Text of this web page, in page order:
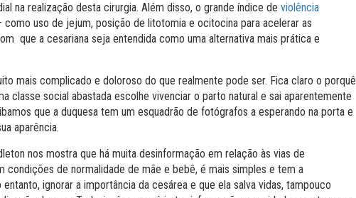
na realização desta cirurgia. Além disso, o grande índice de violência
uso de jejum, posição de litotomia e ocitocina para acelerar as
que a cesariana seja entendida como uma alternativa mais prática e
mais complicado e doloroso do que realmente pode ser. Fica claro o porquê
classe social abastada escolhe vivenciar o parto natural e sai aparentemente
que a duquesa tem um esquadrão de fotógrafos a esperando na porta e
aparência.
nos mostra que há muita desinformação em relação às vias de
condições de normalidade de mãe e bebê, é mais simples e tem a
ignorar a importância da cesárea e que ela salva vidas, tampouco